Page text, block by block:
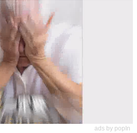
ads by popIn